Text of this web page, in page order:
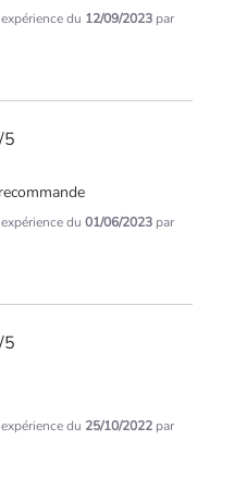
du 12/09/2023 par
/5
du 01/06/2023 par
/5
du 25/10/2022 par